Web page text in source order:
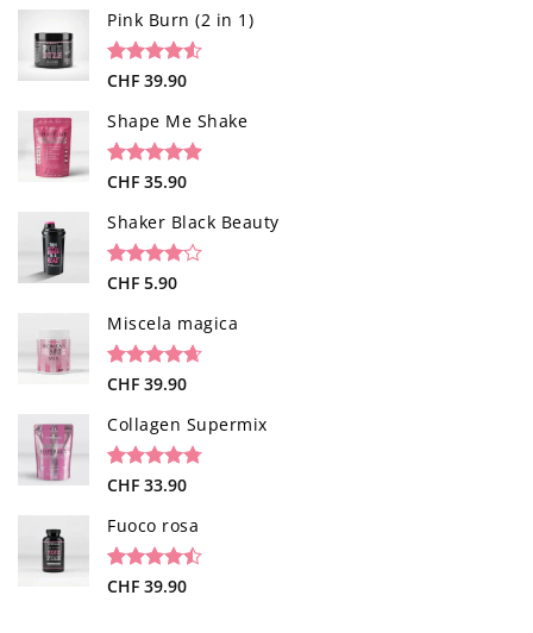
Pink Burn (2 in 1)
Valutato
su base di
96
recensioni
CHF 39.90
Shape Me Shake
Valutato
su base di
40
CHF 35.90
Shaker Black Beauty
Valutato
5 su
1
recensioni
CHF 5.90
Miscela magica
Valutato
su base di
34
recensioni
CHF 39.90
Collagen Supermix
Valutato
su base di
26
CHF 33.90
Fuoco rosa
Valutato
19
CHF 39.90